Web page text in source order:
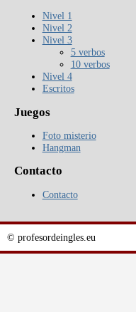
Nivel 1
Nivel 2
Nivel 3
5 verbos
10 verbos
Nivel 4
Escritos
Juegos
Foto misterio
Hangman
Contacto
Contacto
© profesordeingles.eu